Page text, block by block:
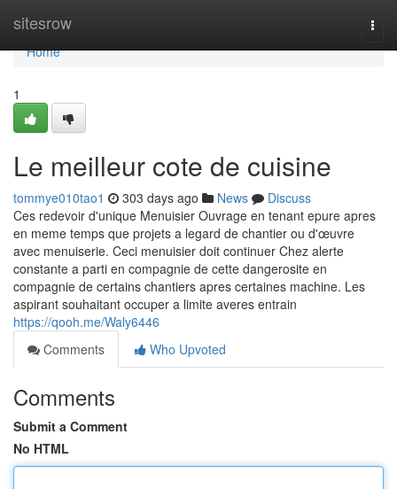
sitesrow
Home
Home
1
Le meilleur cote de cuisine
tommye010tao1 303 days ago News
Discuss
Ces redevoir d'unique Menuisier Ouvrage en tenant epure apres
en meme temps que projets a legard de chantier ou d'œuvre
avec menuiserie. Ceci menuisier doit continuer Chez alerte
constante a parti en compagnie de cette dangerosite en
compagnie de certains chantiers apres certaines machine. Les
aspirant souhaitant occuper a limite averes entrain
https://qooh.me/Waly6446
Comments
Who Upvoted
Comments
Submit a Comment
No HTML